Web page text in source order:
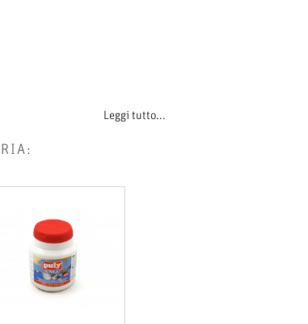
la preparazione funziona in modo affidabile con la
Leggi tutto...